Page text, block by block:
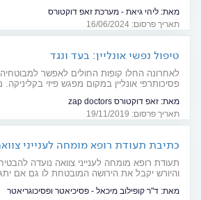
מאת: ליהי גיאת - מערכת זאפ דוקטורס
תאריך פרסום: 16/06/2024
טיפול נפשי אונליין: בעד ונגד
לאחרונה החלו קופות החולים לאפשר
פסיכותרפי אונליין במקום מפגש פיזי
היתרונות בטיפול אונליין וגם למי טיפול מסוג זה
מאת: זאפ דוקטורס zap doctors
תאריך פרסום: 19/11/2019
כתיבת תעודת רופא מומחה לענייני
תעודת רופא מומחה לענייני צוואה נועדה
והיורש יקבל את הירושה המובטחת לו גם אם
רופא מומחה לצורך עריכת צוואה ובאילו מקרים
מאת: ד"ר קופילוב מיכאל - פסיכיאטר ופסיכוגריאטר